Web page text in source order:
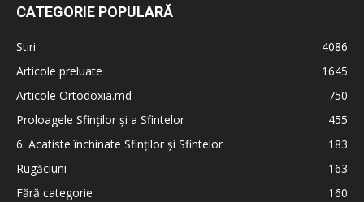
CATEGORIE POPULARĂ
Stiri
4086
Articole preluate
1645
Articole Ortodoxia.md
750
Proloagele Sfinților și a Sfintelor
455
6. Acatiste închinate Sfinților și Sfintelor
183
Rugăciuni
163
Fără categorie
160